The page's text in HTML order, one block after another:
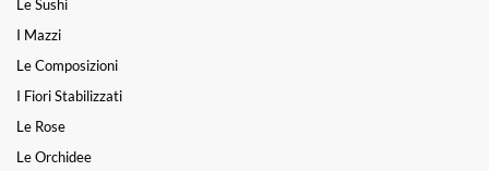
Le Sushi
I Mazzi
Le Composizioni
I Fiori Stabilizzati
Le Rose
Le Orchidee